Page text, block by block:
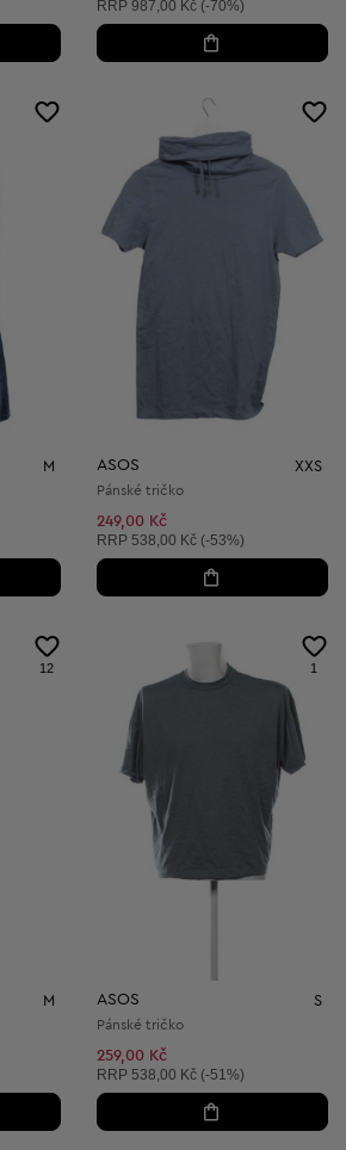
Doporučená cena:
RRP 987,00 Kč (-70%)
M ASOS XXS
Pánské tričko
249,00 Kč
Doporučená cena:
RRP 538,00 Kč (-53%)
12
M
1
ASOS S
Pánské tričko
259,00 Kč
Doporučená cena:
RRP 538,00 Kč (-51%)